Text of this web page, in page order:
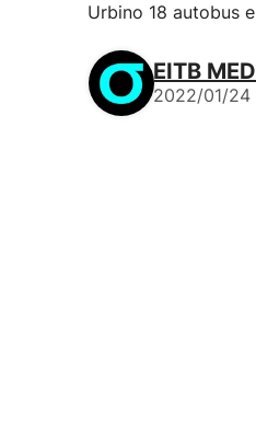
Urbino 18 autobus
EITB
2022/01/24